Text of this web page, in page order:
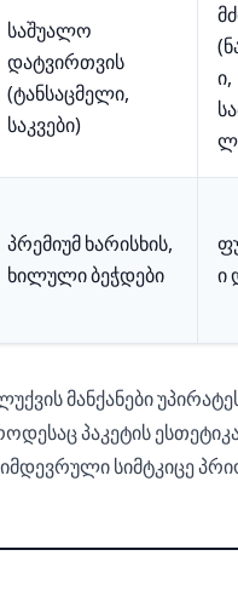
საშუალო
დატვირთვის
(ტანსაცმელი,
საკვები)
ი,
პრემიუმ ხარისხის,
ხილული ბეჭდები
ი
მანქანები
პაკეტის
სიმტკიცე